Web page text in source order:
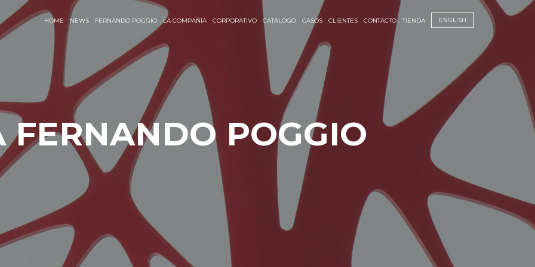
HOME NEWS FERNANDO POGGIO LA COMPAÑÍA CORPORATIVO CATÁLOGO CASOS CLIENTES CONTACTO TIENDA ENGLISH
FERNANDO POGGIO